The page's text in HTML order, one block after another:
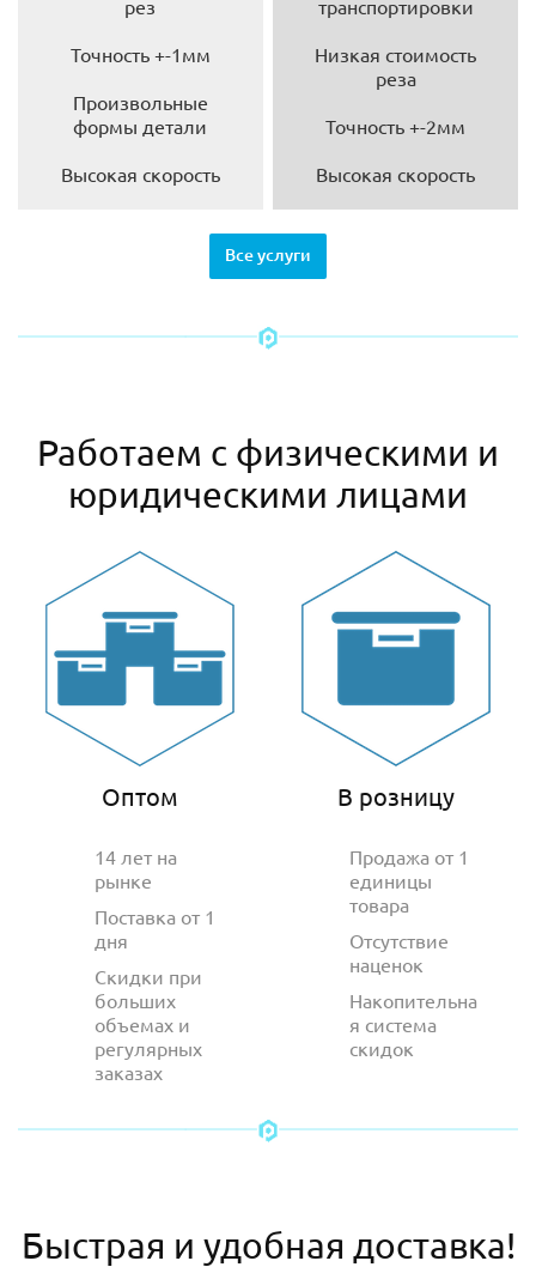
рез
Точность +-1мм
Произвольные
формы детали
Высокая скорость
транспортировки
Низкая стоимость
реза
Точность +-2мм
Высокая скорость
Все услуги
Работаем с физическими и
юридическими лицами
Оптом
14 лет на
рынке
Поставка от 1
дня
Скидки при
больших
объемах и
регулярных
заказах
В розницу
Продажа от 1
единицы
товара
Отсутствие
наценок
Накопительна
я система
скидок
Быстрая и удобная доставка!